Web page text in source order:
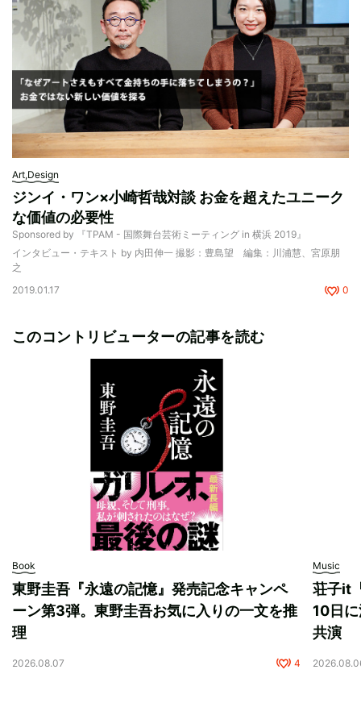
Art,Design
ジンイ・ワン×小崎哲哉対談 お金を超えたユニーク
な価値の必要性
Sponsored by 『TPAM - 国際舞台芸術ミーティング in 横浜 2019』
インタビュー・テキスト by 内田伸一 撮影：豊島望 編集：川浦慧、宮原朋
之
2019.01.17
0
このコントリビューターの記事を読む
Book
東野圭吾『永遠の記憶』発売記念キャンペ
ーン第3弾。東野圭吾お気に入りの一文を推
理
2026.08.07 4
Music
荘子it
10日
共演